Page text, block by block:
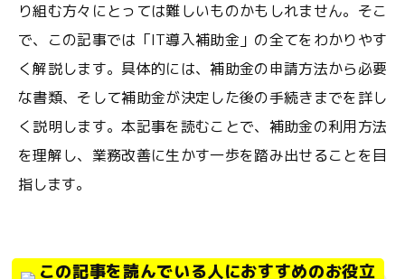
り組む方々にとっては難しいものかもしれません。そこ
で、この記事では「IT導入補助金」の全てをわかりやす
く解説します。具体的には、補助金の申請方法から必要
な書類、そして補助金が決定した後の手続きまでを詳し
く説明します。本記事を読むことで、補助金の利用方法
を理解し、業務改善に生かす一歩を踏み出せることを目
指します。
この記事を読んでいる人におすすめのお役立